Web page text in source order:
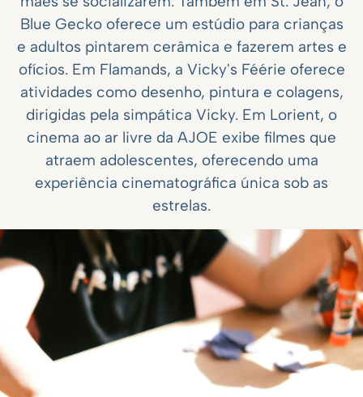
Blue Gecko oferece um estúdio para crianças
e adultos pintarem cerâmica e fazerem artes e
ofícios. Em Flamands, a Vicky's Féérie oferece
atividades como desenho, pintura e colagens,
dirigidas pela simpática Vicky. Em Lorient, o
cinema ao ar livre da AJOE exibe filmes que
atraem adolescentes, oferecendo uma
experiência cinematográfica única sob as
estrelas.